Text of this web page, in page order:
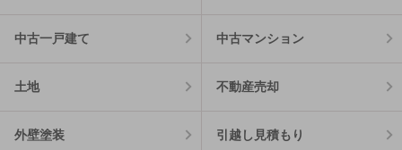
中古一戸建て 中古マンション
土地 不動産売却
外壁塗装 引越し見積もり